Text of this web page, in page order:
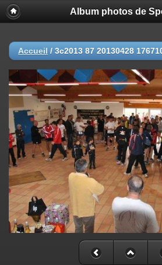
Album photos de
Accueil / 3c2013 87 20130428